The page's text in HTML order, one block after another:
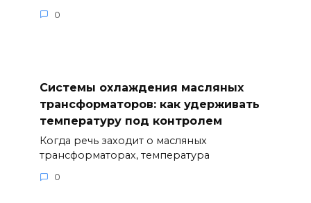
0
Системы охлаждения масляных
трансформаторов: как удерживать
температуру под контролем
Когда речь заходит о масляных
трансформаторах, температура
0